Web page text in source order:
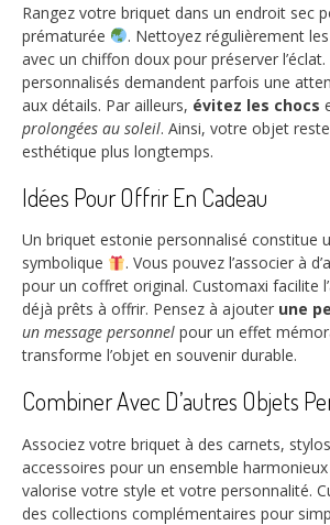
Rangez votre briquet dans un endroit sec
prématurée
. Nettoyez régulièrement
avec un chiffon doux pour préserver
personnalisés demandent parfois une
aux détails. Par ailleurs, évitez les chocs
prolongées au soleil. Ainsi, votre objet
esthétique plus longtemps.
Idées Pour Offrir En Cadeau
Un briquet estonie personnalisé constitue
symbolique
. Vous pouvez l’associer à
pour un coffret original. Customaxi facilite
déjà prêts à offrir. Pensez à ajouter une
un message personnel pour un effet
transforme l’objet en souvenir durable.
Combiner Avec D’autres Objets
Associez votre briquet à des carnets,
accessoires pour un ensemble harmonieux
valorise votre style et votre personnalité.
des collections complémentaires pour